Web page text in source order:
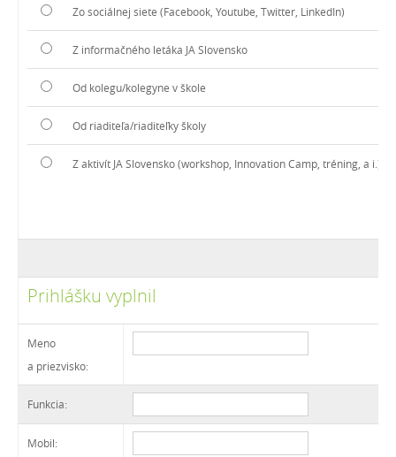
Zo sociálnej siete (Facebook, Youtube, Twitter, LinkedIn)
Z informačného letáka JA Slovensko
Od kolegu/kolegyne v škole
Od riaditeľa/riaditeľky školy
Z aktivít JA Slovensko (workshop, Innovation Camp, tréning, a i.)
Prihlášku vyplnil
Meno
a priezvisko:
Funkcia:
Mobil: